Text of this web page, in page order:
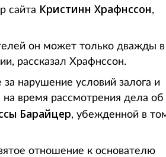
сайта Кристинн Храфнссон,
он может только дважды в
рассказал Храфнссон.
нарушение условий залога и
время рассмотрения дела об
Барайцер, убежденной в
отношение к основателю